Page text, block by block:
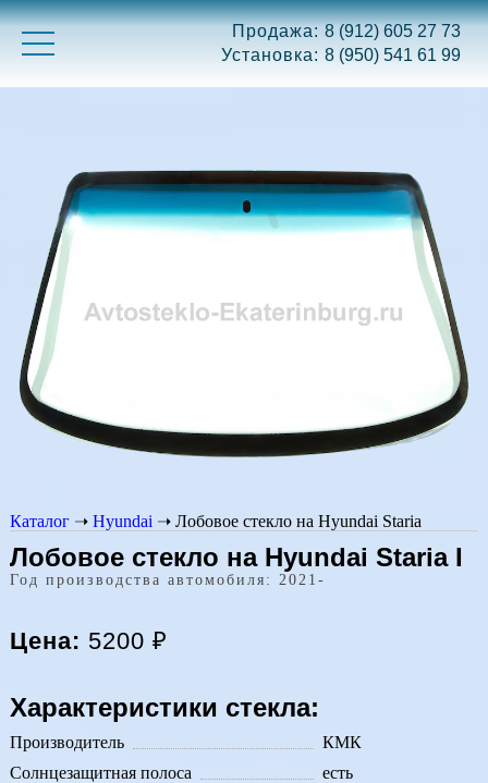
Продажа: 8 (912) 605 27 73
Установка: 8 (950) 541 61 99
Каталог ➝ Hyundai ➝ Лобовое стекло на Hyundai Staria
Лобовое стекло на Hyundai Staria I
Год производства автомобиля: 2021-
Цена: 5200 ₽
Характеристики стекла:
Производитель
КМК
Солнцезащитная полоса
есть